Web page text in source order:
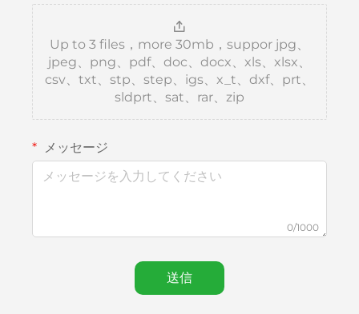
Up to 3 files，more 30mb，suppor jpg、
jpeg、png、pdf、doc、docx、xls、xlsx、
csv、txt、stp、step、igs、x_t、dxf、prt、
sldprt、sat、rar、zip
メッセージ
0/1000
送信